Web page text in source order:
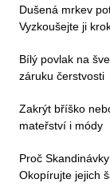
Dušená mrkev
Vyzkoušejte ji
Bílý povlak na
záruku čerstvosti
Zakrýt bříško
mateřství i módy
Proč
Okopírujte jejich